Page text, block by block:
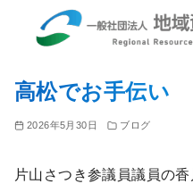
高松でお手伝い
2026年5月30日 ブログ
片山さつき参議員議員の